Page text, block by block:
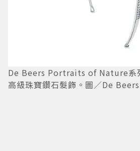
De Beers Portraits of Nature
高級珠寶鑽石髮飾。圖／De